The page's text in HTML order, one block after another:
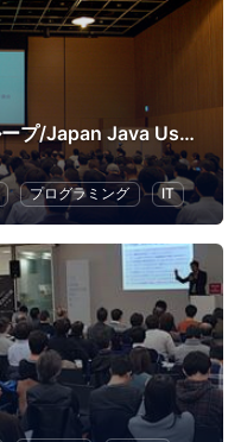
日本Javaユーザーグループ/Japan Java User Group
プログラミング IT